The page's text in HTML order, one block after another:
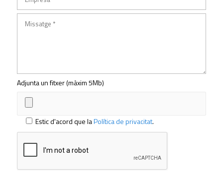
Adjunta un fitxer (màxim 5Mb)
Estic d'acord que laPolítica de privacitat.